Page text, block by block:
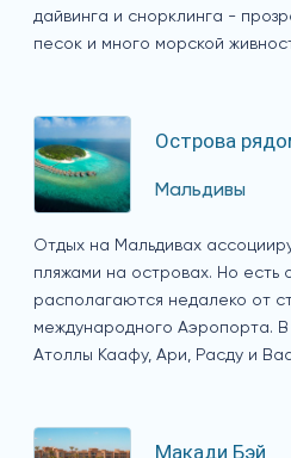
дайвинга и снорклинга -
песок и много морской
Острова
Мальдивы
Отдых на Мальдивах
пляжами на островах. Но есть
располагаются недалеко от
международного Аэропорта. В
Атоллы Каафу, Ари, Расду и
Макади Бэй